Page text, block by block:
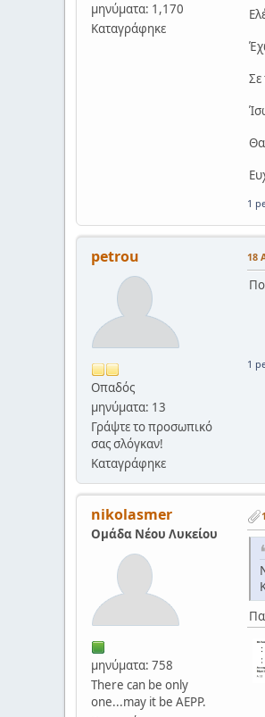
μηνύματα: 1,170
Καταγράφηκε
Σε
Θα
1
petrou
Οπαδός
μηνύματα: 13
Γράψτε το προσωπικό
σας σλόγκαν!
Καταγράφηκε
18
1
nikolasmer
Ομάδα Νέου Λυκείου
μηνύματα: 758
There can be only
one...may it be AEPP.